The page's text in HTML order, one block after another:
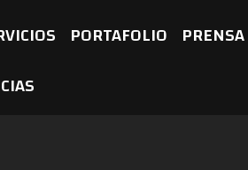
PORTAFOLIO PRENSA